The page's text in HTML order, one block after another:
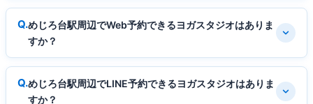
めじろ台駅周辺でWeb予約できるヨガスタジオはありま
すか？
めじろ台駅周辺でLINE予約できるヨガスタジオはありま
すか？